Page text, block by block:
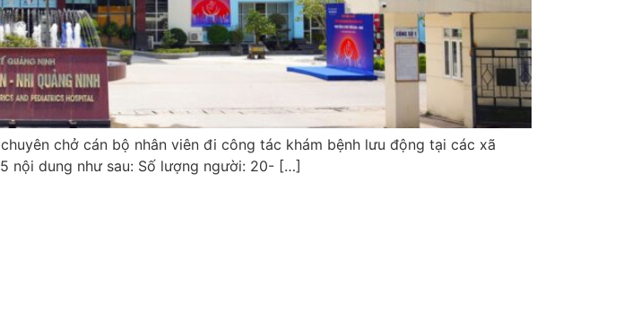
chở cán bộ nhân viên đi công tác khám bệnh lưu động tại các xã
nội dung như sau: Số lượng người: 20- […]